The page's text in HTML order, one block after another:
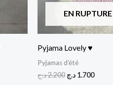
EN
Pyjama Lovely ♥
Pyjamas d'été
2.200د.ج 1.700 د.ج